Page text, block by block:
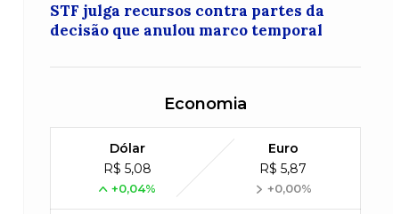
STF julga recursos contra partes da
decisão que anulou marco temporal
Economia
Dólar
R$ 5,08
+0,04%
Euro
R$ 5,87
+0,00%